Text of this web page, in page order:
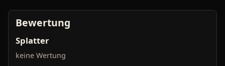
Bewertung
Splatter
keine Wertung